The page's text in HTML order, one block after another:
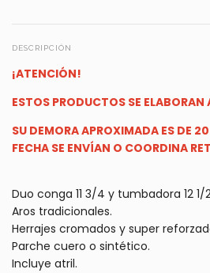
DESCRIPCIÓN
¡ATENCIÓN!
ESTOS PRODUCTOS SE ELABORAN
SU DEMORA APROXIMADA ES DE
FECHA SE ENVÍAN O COORDINA
Duo conga 11 3/4 y tumbadora 12
Aros tradicionales.
Herrajes cromados y super
Parche cuero o sintético.
Incluye atril.